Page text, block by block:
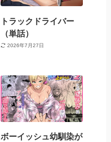
トラックドライバー
（単話）
2026年7月27日
ボーイッシュ幼馴染が